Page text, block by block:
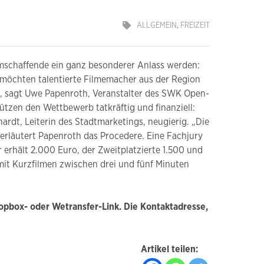
ALLGEMEIN, FREIZEIT
ein ganz besonderer Anlass werden:
talentierte Filmemacher aus der Region
Uwe Papenroth, Veranstalter des SWK Open-
den Wettbewerb tatkräftig und finanziell:
Leiterin des Stadtmarketings, neugierig. „Die
Papenroth das Procedere. Eine Fachjury
2.000 Euro, der Zweitplatzierte 1.500 und
Kurzfilmen zwischen drei und fünf Minuten
oder Wetransfer-Link. Die Kontaktadresse,
Artikel teilen: